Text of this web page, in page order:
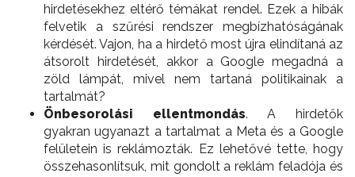
hirdetésekhez eltérő témákat rendel. Ezek a hibák
felvetik a szűrési rendszer megbízhatóságának
kérdését. Vajon, ha a hirdető most újra elindítaná az
átsorolt hirdetését, akkor a Google megadná a
zöld lámpát, mivel nem tartaná politikainak a
tartalmát?
Önbesorolási ellentmondás. A hirdetők
gyakran ugyanazt a tartalmat a Meta és a Google
felületein is reklámozták. Ez lehetővé tette, hogy
összehasonlítsuk, mit gondolt a reklám feladója és